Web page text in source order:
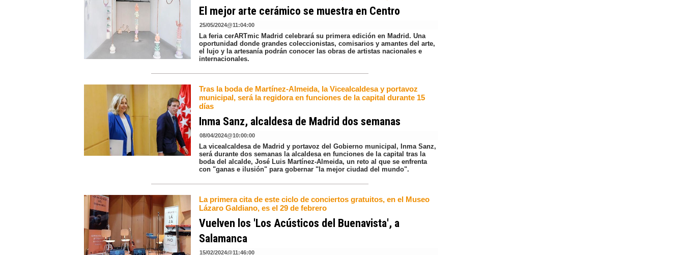
El mejor arte cerámico se muestra en Centro
25/05/2024@11:04:00
La feria cerARTmic Madrid celebrará su primera edición en Madrid. Una
oportunidad donde grandes coleccionistas, comisarios y amantes del arte,
el lujo y la artesanía podrán conocer las obras de artistas nacionales e
internacionales.
Tras la boda de Martínez-Almeida, la Vicealcaldesa y portavoz
municipal, será la regidora en funciones de la capital durante 15
días
Inma Sanz, alcaldesa de Madrid dos semanas
08/04/2024@10:00:00
La vicealcaldesa de Madrid y portavoz del Gobierno municipal, Inma Sanz,
será durante dos semanas la alcaldesa en funciones de la capital tras la
boda del alcalde, José Luis Martínez-Almeida, un reto al que se enfrenta
con "ganas e ilusión" para gobernar "la mejor ciudad del mundo".
La primera cita de este ciclo de conciertos gratuitos, en el Museo
Lázaro Galdiano, es el 29 de febrero
Vuelven los 'Los Acústicos del Buenavista', a
Salamanca
15/02/2024@11:46:00